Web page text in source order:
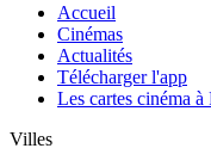
Accueil
Cinémas
Actualités
Télécharger l'app
Les cartes cinéma à
Villes